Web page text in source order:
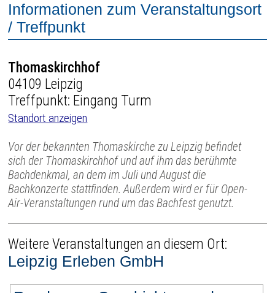
Informationen zum Veranstaltungsort
/ Treffpunkt
Thomaskirchhof
04109 Leipzig
Treffpunkt: Eingang Turm
Standort anzeigen
Vor der bekannten Thomaskirche zu Leipzig befindet
sich der Thomaskirchhof und auf ihm das berühmte
Bachdenkmal, an dem im Juli und August die
Bachkonzerte stattfinden. Außerdem wird er für Open-
Air-Veranstaltungen rund um das Bachfest genutzt.
Weitere Veranstaltungen an diesem Ort:
Leipzig Erleben GmbH